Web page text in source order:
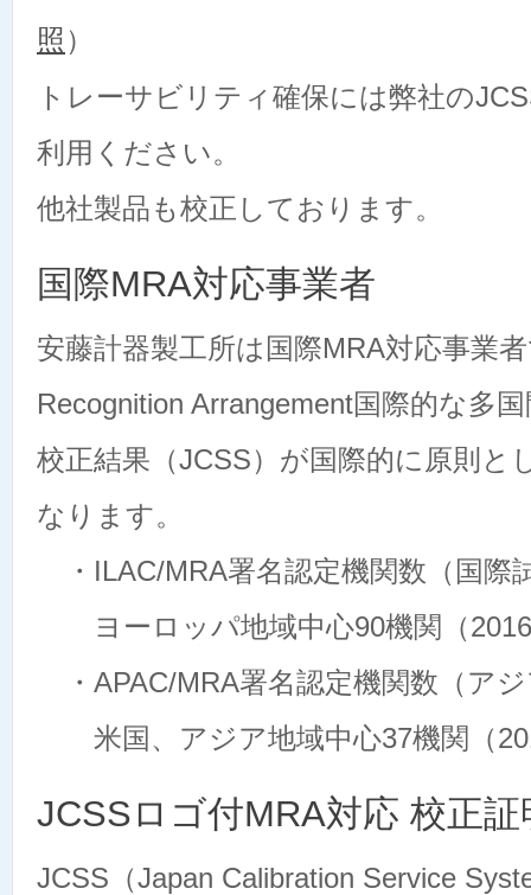
照 ）
トレーサビリティ確保には弊社の
利用ください。
他社製品も校正しております。
国際MRA対応事業者
安藤計器製工所は国際MRA対応事業
Recognition Arrangement国際的な多
校正結果（JCSS）が国際的に原則と
なります。
・ILAC/MRA署名認定機関数（国
ヨーロッパ地域中心90機関（2016
・APAC/MRA署名認定機関数（ア
米国、アジア地域中心37機関（
JCSSロゴ付MRA対応 校正
JCSS（Japan Calibration Service